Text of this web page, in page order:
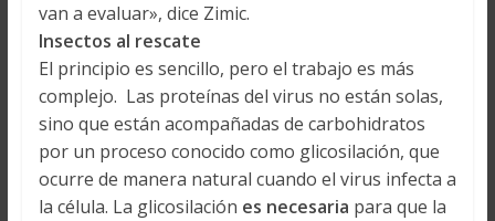
van a evaluar», dice Zimic.
Insectos al rescate
El principio es sencillo, pero el trabajo es más
complejo. Las proteínas del virus no están solas,
sino que están acompañadas de carbohidratos
por un proceso conocido como glicosilación, que
ocurre de manera natural cuando el virus infecta a
la célula. La glicosilación es necesaria para que la